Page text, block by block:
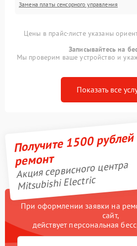
Замена платы сенсорного управления
Цены в прайс-листе указаны
Записывайтесь на
Мы проверим ваше устройство и
Показать все
Получите 1500
ремонт
Акция сервисного центра
Mitsubishi Electric
При оформлении заявки на
сайт,
действует персональная